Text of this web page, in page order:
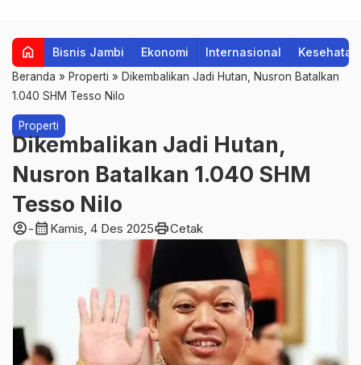
home Bisnis Jambi Ekonomi Internasional Kesehatan
Beranda » Properti » Dikembalikan Jadi Hutan, Nusron Batalkan
1.040 SHM Tesso Nilo
Properti
Dikembalikan Jadi Hutan,
Nusron Batalkan 1.040 SHM
Tesso Nilo
account_circle-calendar_month Kamis, 4 Des 2025printCetak